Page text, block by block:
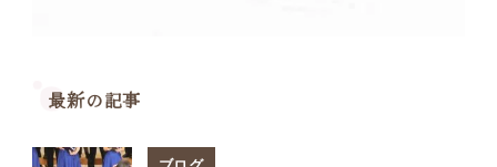
最新の記事